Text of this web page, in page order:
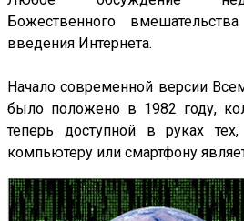
Божественного
введения Интернета.
Начало современной версии
было положено в 1982 году,
теперь доступной в руках
компьютеру или смартфону